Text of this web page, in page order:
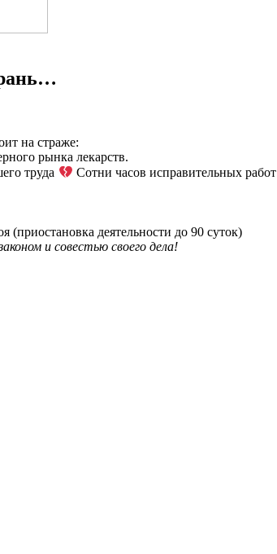
на страже:
рынка лекарств.
труда Сотни часов исправительных работ
(приостановка деятельности до 90 суток)
и совестью своего дела!